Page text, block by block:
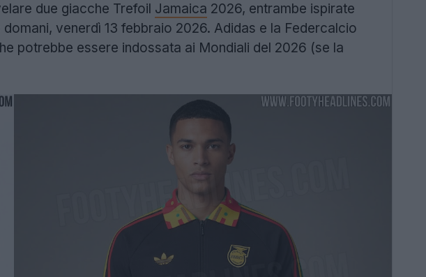
due giacche Trefoil Jamaica 2026, entrambe ispirate
venerdì 13 febbraio 2026. Adidas e la Federcalcio
potrebbe essere indossata ai Mondiali del 2026 (se la